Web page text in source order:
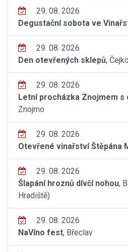
29. 08. 2026
Degustační sobota ve
29. 08. 2026
Den otevřených sklepů,
29. 08. 2026
Letní procházka Znojmem s
Znojmo
29. 08. 2026
Otevřené vinařství Štěpána
29. 08. 2026
Šlapání hroznů dívčí nohou,
Hradiště)
29. 08. 2026
NaVíno fest, Břeclav